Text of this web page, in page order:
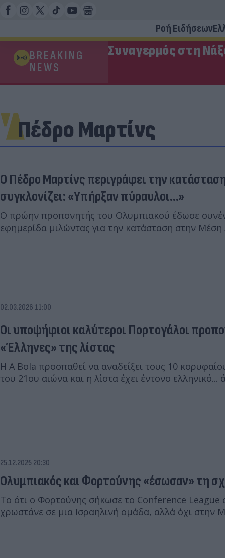
Ροή Ειδήσεων
BREAKING
NEWS
Συναγερμός στη
Πέδρο Μαρτίνς
Ο Πέδρο Μαρτίνς περιγράφει την
συγκλονίζει: «Υπήρξαν πύραυλοι...»
Ο πρώην προπονητής του Ολυμπιακού έδωσε
εφημερίδα μιλώντας για την κατάσταση στην Μέση
02.03.2026 11:00
Οι υποψήφιοι καλύτεροι Πορτογάλοι
«Έλληνες» της λίστας
Η A Bola προσπαθεί να αναδείξει τους 10
του 21ου αιώνα και η λίστα έχει έντονο ελληνικό...
25.12.2025 20:30
Ολυμπιακός και Φορτούνης «έσωσαν» τη
Το ότι ο Φορτούνης σήκωσε το Conference League
χρωστάνε σε μια Ισραηλινή ομάδα, αλλά όχι στην